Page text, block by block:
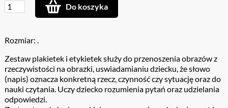
Do koszyka
Rozmiar: .
Zestaw plakietek i etykietek służy do przenoszenia obrazów z
rzeczywistości na obrazki, uswiadamianiu dziecku, że słowo
(napis) oznacza konkretną rzecz, czynność czy sytuację oraz do
nauki czytania. Uczy dziecko rozumienia pytań oraz udzielania
odpowiedzi.